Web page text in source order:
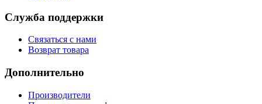
Служба поддержки
Связаться с нами
Возврат товара
Дополнительно
Производители